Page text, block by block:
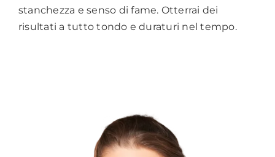
stanchezza e senso di fame. Otterrai dei
risultati a tutto tondo e duraturi nel tempo.